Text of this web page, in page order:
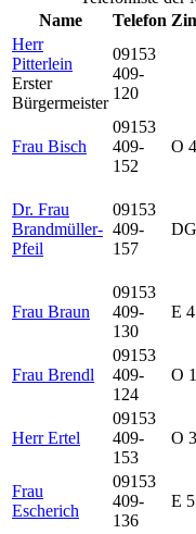
Name
Telefon
Herr
Pitterlein
Erster
Bürgermeister
09153
409-
120
Frau Bisch
09153
409-
152
O 4
Dr. Frau
Brandmüller-
Pfeil
09153
409-
157
Frau Braun
09153
409-
130
E 4
Frau Brendl
09153
409-
124
O
Herr Ertel
09153
409-
153
O 3
Frau
Escherich
09153
409-
136
E 5